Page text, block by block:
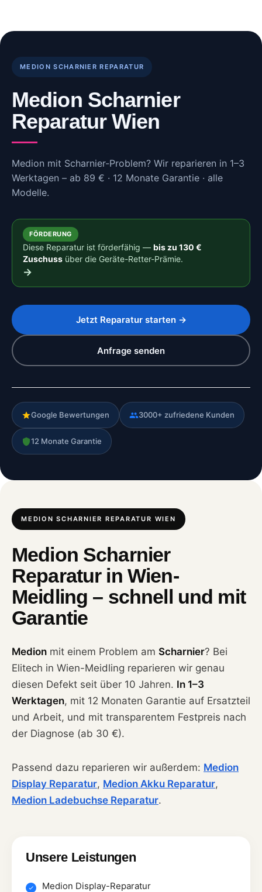
content
MEDION SCHARNIER REPARATUR
Medion Scharnier
Reparatur Wien
Medion mit Scharnier-Problem? Wir reparieren in 1–3
Werktagen – ab 89 € · 12 Monate Garantie · alle
Modelle.
FÖRDERUNG
Diese Reparatur ist förderfähig — bis zu 130 €
Zuschuss über die Geräte-Retter-Prämie.
→
Jetzt Reparatur starten →
Anfrage senden
Google Bewertungen 3000+ zufriedene Kunden
12 Monate Garantie
MEDION SCHARNIER REPARATUR WIEN
Medion Scharnier
Reparatur in Wien-
Meidling – schnell und mit
Garantie
Medion mit einem Problem am Scharnier? Bei
Elitech in Wien-Meidling reparieren wir genau
diesen Defekt seit über 10 Jahren. In 1–3
Werktagen, mit 12 Monaten Garantie auf Ersatzteil
und Arbeit, und mit transparentem Festpreis nach
der Diagnose (ab 30 €).
Passend dazu reparieren wir außerdem: Medion
Display Reparatur, Medion Akku Reparatur,
Medion Ladebuchse Reparatur.
Unsere Leistungen
Medion Display-Reparatur